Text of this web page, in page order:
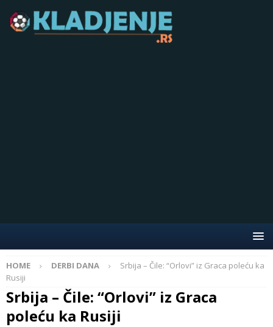
HOME DERBI DANA
Srbija – Čile: “Orlovi” iz Graca poleću ka
Rusiji
Srbija – Čile: “Orlovi” iz Graca
poleću ka Rusiji